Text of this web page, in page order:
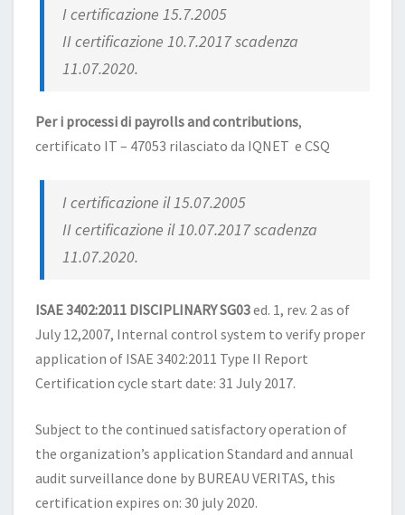
I certificazione 15.7.2005
II certificazione 10.7.2017 scadenza
11.07.2020.
Per i processi di payrolls and contributions,
certificato IT – 47053 rilasciato da IQNET e CSQ
I certificazione il 15.07.2005
II certificazione il 10.07.2017 scadenza
11.07.2020.
ISAE 3402:2011 DISCIPLINARY SG03ed. 1, rev. 2 as of
July 12,2007, Internal control system to verify proper
application of ISAE 3402:2011 Type II Report
Certification cycle start date: 31 July 2017.
Subject to the continued satisfactory operation of
the organization’s application Standard and annual
audit surveillance done by BUREAU VERITAS, this
certification expires on: 30 july 2020.